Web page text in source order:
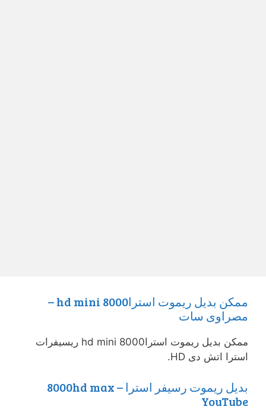
ممكن بديل ريموت استرا8000 hd mini –
مصراوى سات
ممكن بديل ريموت استرا8000 hd mini ريسيفرات
استرا اتش دى HD.
بديل ريموت رسيفر استرا 8000hd max –
YouTube